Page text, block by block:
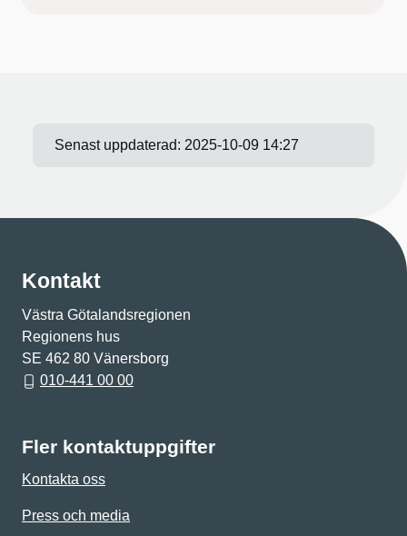
Senast uppdaterad: 2025-10-09 14:27
Kontakt
Västra Götalandsregionen
Regionens hus
SE 462 80 Vänersborg
010-441 00 00
Fler kontaktuppgifter
Kontakta oss
Press och media